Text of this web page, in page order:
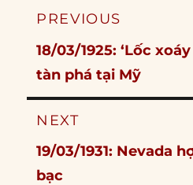
Post
PREVIOUS
Previous
post:
18/03/1925: ‘Lốc
tàn phá tại Mỹ
NEXT
Next
post:
19/03/1931: Nevada
bạc